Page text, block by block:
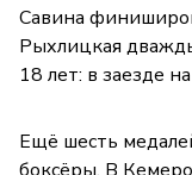
Савина
Рыхлицкая
18 лет: в заезде
Ещё шесть
боксёры. В